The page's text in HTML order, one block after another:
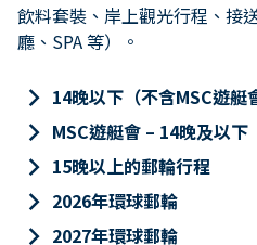
飲料套裝、岸上觀光行程、接
廳、SPA 等）。
keyboard_arrow_right 14晚以下（不含MSC遊艇
keyboard_arrow_right MSC遊艇會 – 14晚及以下
keyboard_arrow_right 15晚以上的郵輪行程
keyboard_arrow_right 2026年環球郵輪
keyboard_arrow_right 2027年環球郵輪